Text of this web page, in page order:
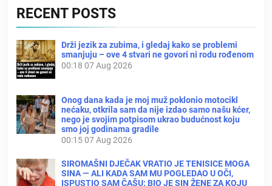
RECENT POSTS
Drži jezik za zubima, i gledaj kako se problemi
smanjuju – ove 4 stvari ne govori ni rodu rođenom
00:18 07 Aug 2026
Onog dana kada je moj muž poklonio motocikl
nećaku, otkrila sam da nije izdao samo našu kćer,
nego je svojim potpisom ukrao budućnost koju
smo joj godinama gradile
00:1507 Aug 2026
SIROMAŠNI DJEČAK VRATIO JE TENISICE MOGA
SINA — ALI KADA SAM MU POGLEDAO U OČI,
ISPUSTIO SAM ČAŠU: BIO JE SIN ŽENE ZA KOJU